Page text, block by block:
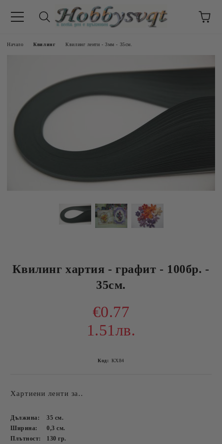
Начало Квилинг Квилинг ленти - 3мм - 35см.
Квилинг хартия - графит - 100бр. -
35см.
€0.77
1.51лв.
Код: КХ84
Хартиени ленти за..
Дължина: 35 см.
Ширина:
0,3см.
Плътност:
130гр.